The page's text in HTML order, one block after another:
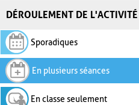
DÉROULEMENT DE L'ACTIVITÉ
Sporadiques
En plusieurs séances
En classe seulement